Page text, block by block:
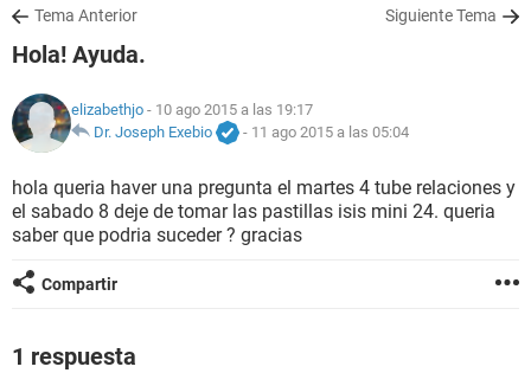
SALUD
NUTRICIÓN
BIENESTAR
Tema Anterior Siguiente Tema
Hola! Ayuda.
elizabethjo - 10 ago 2015 a las 19:17
Dr. Joseph Exebio
- 11 ago 2015 a las 05:04
hola queria haver una pregunta el martes 4 tube relaciones y
el sabado 8 deje de tomar las pastillas isis mini 24. queria
saber que podria suceder ? gracias
Compartir
1 respuesta